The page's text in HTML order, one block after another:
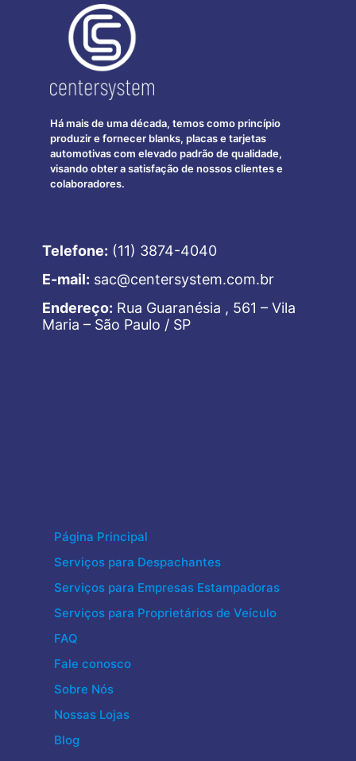
Há mais de uma década, temos como princípio
produzir e fornecer blanks, placas e tarjetas
automotivas com elevado padrão de qualidade,
visando obter a satisfação de nossos clientes e
colaboradores.
Telefone: (11) 3874-4040
E-mail: sac@centersystem.com.br
Endereço: Rua Guaranésia , 561 – Vila
Maria – São Paulo / SP
Página Principal
Serviços para Despachantes
Serviços para Empresas Estampadoras
Serviços para Proprietários de Veículo
FAQ
Fale conosco
Sobre Nós
Nossas Lojas
Blog